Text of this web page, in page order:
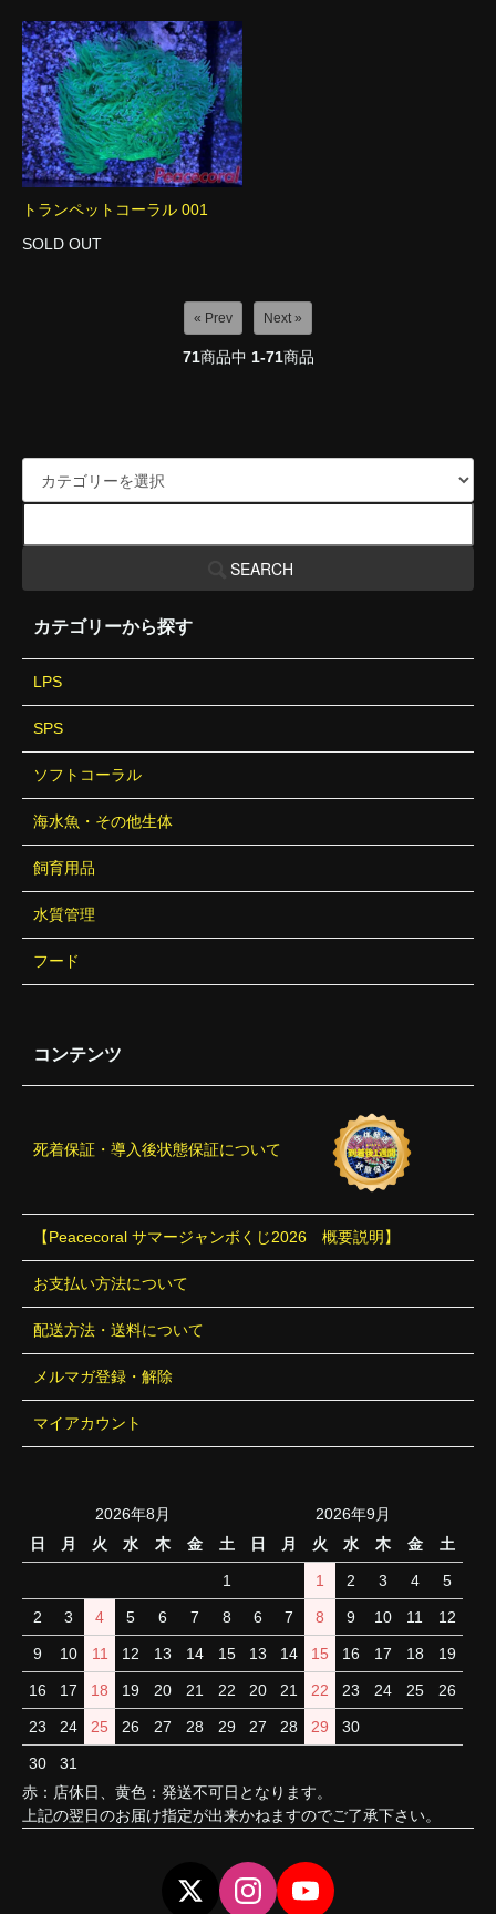
トランペットコーラル 001
SOLD OUT
« Prev Next »
71商品中 1-71商品
SEARCH
カテゴリーから探す
LPS
SPS
ソフトコーラル
海水魚・その他生体
飼育用品
水質管理
フード
コンテンツ
死着保証・導入後状態保証について
【Peacecoral サマージャンボくじ2026 概要説明】
お支払い方法について
配送方法・送料について
メルマガ登録・解除
マイアカウント
2026年8月
日
月 火 水 木 金 土
1
2 3 4 5 6 7 8
9 10 11 12 13 14 15
16 17 18 19 20 21 22
23 24 25 26 27 28 29
30 31
2026年9月
日
月 火 水 木 金 土
1 2 3 4 5
6 7 8 9 10 11 12
13 14 15 16 17 18 19
20 21 22 23 24 25 26
27 28 29 30
赤：店休日、黄色：発送不可日となります。
上記の翌日のお届け指定が出来かねますのでご了承下さい。